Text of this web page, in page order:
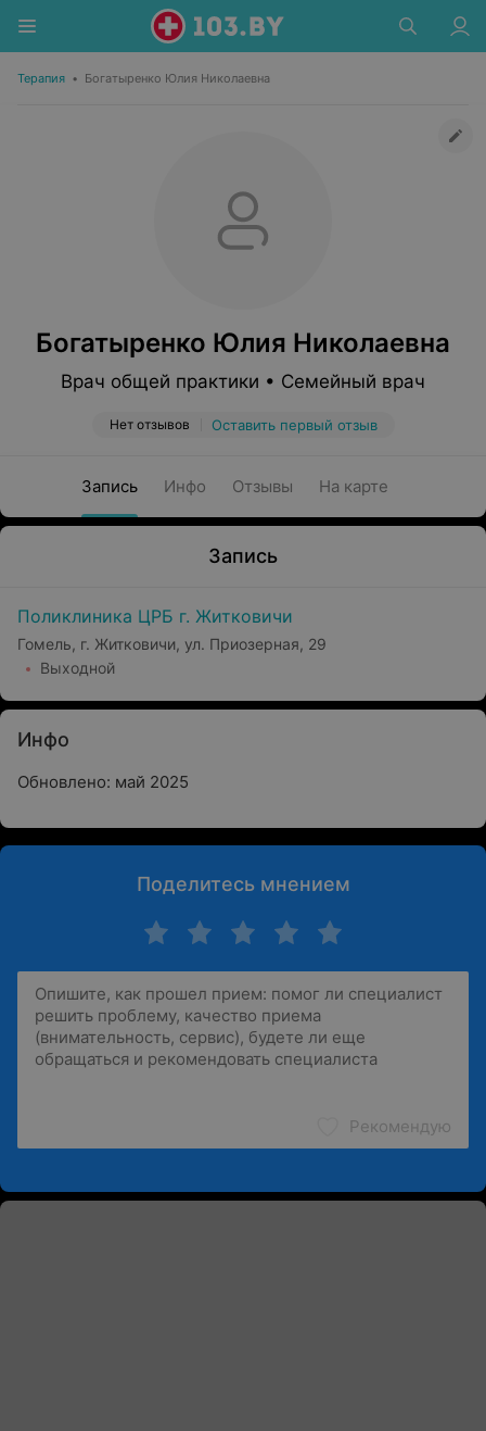
Терапия • Богатыренко Юлия Николаевна
Богатыренко Юлия Николаевна
Врач общей практики • Семейный врач
Нет отзывов Оставить первый отзыв
Запись Инфо Отзывы На карте
Запись
Поликлиника ЦРБ г. Житковичи
Гомель, г. Житковичи, ул. Приозерная, 29
Выходной
Инфо
Обновлено: май 2025
Поделитесь мнением
Рекомендую